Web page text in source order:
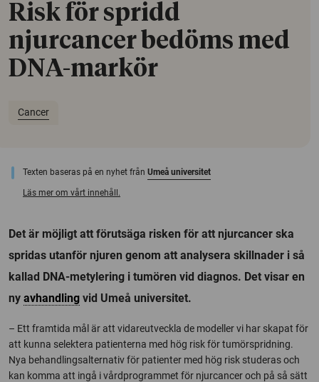
Risk för spridd
njurcancer bedöms med
DNA-markör
Cancer
Texten baseras på en nyhet från Umeå universitet
Läs mer om vårt innehåll.
Det är möjligt att förutsäga risken för att njurcancer ska
spridas utanför njuren genom att analysera skillnader i så
kallad DNA-metylering i tumören vid diagnos. Det visar en
ny avhandling vid Umeå universitet.
– Ett framtida mål är att vidareutveckla de modeller vi har skapat för
att kunna selektera patienterna med hög risk för tumörspridning.
Nya behandlingsalternativ för patienter med hög risk studeras och
kan komma att ingå i vårdprogrammet för njurcancer och på så sätt